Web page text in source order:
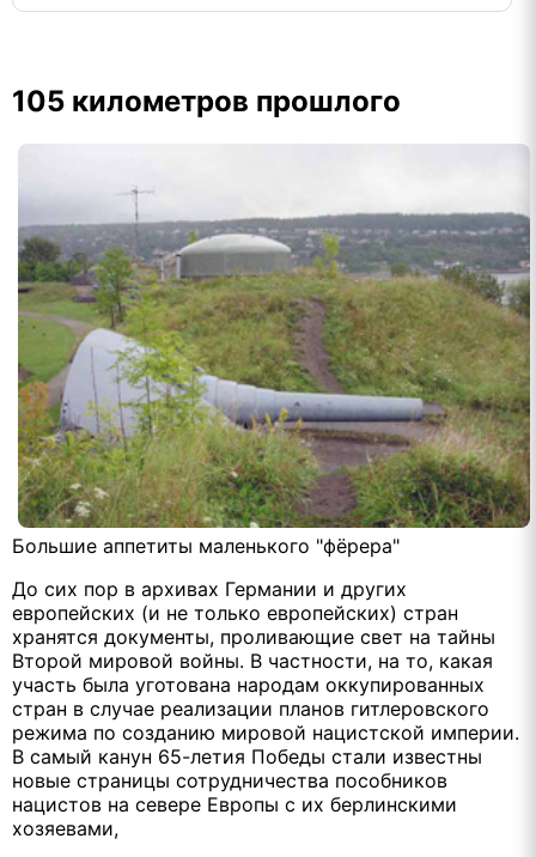
105 километров прошлого
Большие аппетиты маленького "фёрера"
До сих пор в архивах Германии и других
европейских (и не только европейских) стран
хранятся документы, проливающие свет на тайны
Второй мировой войны. В частности, на то, какая
участь была уготована народам оккупированных
стран в случае реализации планов гитлеровского
режима по созданию мировой нацистской империи.
В самый канун 65-летия Победы стали известны
новые страницы сотрудничества пособников
нацистов на севере Европы с их берлинскими
хозяевами,